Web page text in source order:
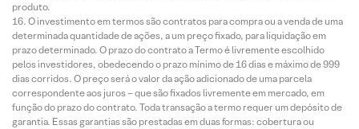
produto.
O investimento em termos são contratos para compra ou a venda de uma
determinada quantidade de ações, a um preço fixado, para liquidação em
prazo determinado. O prazo do contrato a Termo é livremente escolhido
pelos investidores, obedecendo o prazo mínimo de 16 dias e máximo de 999
dias corridos. O preço será o valor da ação adicionado de uma parcela
correspondente aos juros – que são fixados livremente em mercado, em
função do prazo do contrato. Toda transação a termo requer um depósito de
garantia. Essas garantias são prestadas em duas formas: cobertura ou